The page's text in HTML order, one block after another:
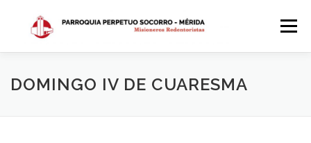
contenido
Menú
INICIO DÓNDE ESTAMOS HISTORIA
DOMINGO IV DE CUARESMA